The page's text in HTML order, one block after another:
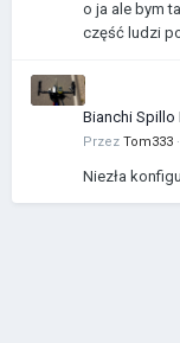
o ja ale bym
część ludzi
Przez Tom333 ·
Niezła